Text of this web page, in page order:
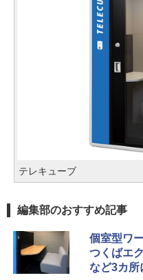
テレキューブ
編集部のおすすめ記事
個室型ワ
つくばエ
など3カ所